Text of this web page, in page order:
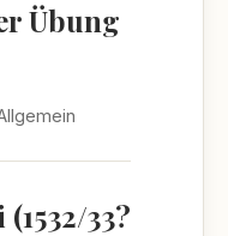
Übung
33?